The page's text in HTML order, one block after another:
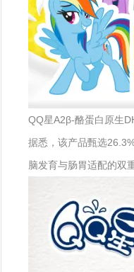
QQ星A2β-酪蛋白原生
据悉，该产品甄选
脑发育与肠胃适配的双